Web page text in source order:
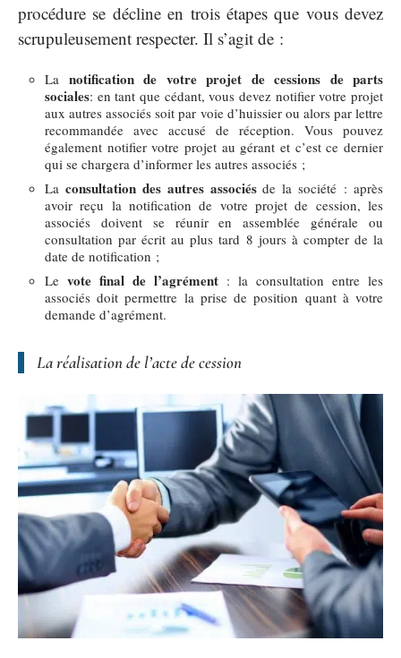
procédure se décline en trois étapes que vous devez
scrupuleusement respecter. Il s’agit de :
La notification de votre projet de cessions de parts
sociales: en tant que cédant, vous devez notifier votre projet
aux autres associés soit par voie d’huissier ou alors par lettre
recommandée avec accusé de réception. Vous pouvez
également notifier votre projet au gérant et c’est ce dernier
qui se chargera d’informer les autres associés ;
La consultation des autres associésde la société : après
avoir reçu la notification de votre projet de cession, les
associés doivent se réunir en assemblée générale ou
consultation par écrit au plus tard 8 jours à compter de la
date de notification ;
Le vote final de l’agrément : la consultation entre les
associés doit permettre la prise de position quant à votre
demande d’agrément.
La réalisation de l’acte de cession